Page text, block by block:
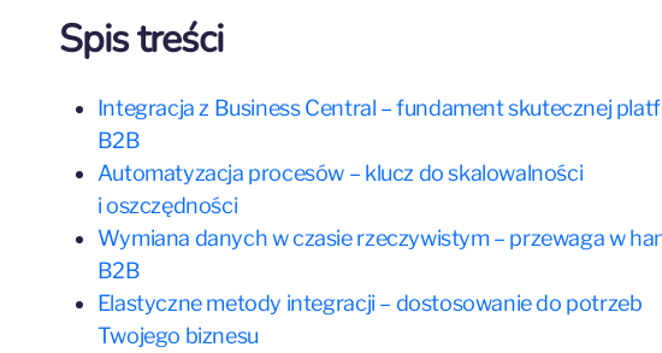
Spis treści
Integracja z Business Central – fundament skutecznej
B2B
Automatyzacja procesów – klucz do skalowalności
i oszczędności
Wymiana danych w czasie rzeczywistym – przewaga w
B2B
Elastyczne metody integracji – dostosowanie do potrzeb
Twojego biznesu